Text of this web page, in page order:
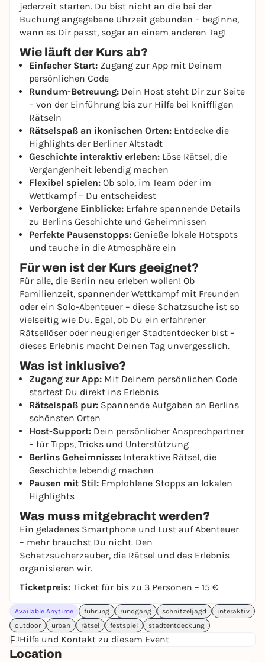
jederzeit starten. Du bist nicht an die bei der
Buchung angegebene Uhrzeit gebunden – beginne,
wann es Dir passt, sogar an einem anderen Tag!
Wie läuft der Kurs ab?
Einfacher Start: Zugang zur App mit Deinem
persönlichen Code
Rundum-Betreuung: Dein Host steht Dir zur Seite
– von der Einführung bis zur Hilfe bei kniffligen
Rätseln
Rätselspaß an ikonischen Orten: Entdecke die
Highlights der Berliner Altstadt
Geschichte interaktiv erleben: Löse Rätsel, die
Vergangenheit lebendig machen
Flexibel spielen: Ob solo, im Team oder im
Wettkampf – Du entscheidest
Verborgene Einblicke: Erfahre spannende Details
zu Berlins Geschichte und Geheimnissen
Perfekte Pausenstopps: Genieße lokale Hotspots
und tauche in die Atmosphäre ein
Für wen ist der Kurs geeignet?
Für alle, die Berlin neu erleben wollen! Ob
Familienzeit, spannender Wettkampf mit Freunden
oder ein Solo-Abenteuer – diese Schatzsuche ist so
vielseitig wie Du. Egal, ob Du ein erfahrener
Rätsellöser oder neugieriger Stadtentdecker bist –
dieses Erlebnis macht Deinen Tag unvergesslich.
Was ist inklusive?
Zugang zur App: Mit Deinem persönlichen Code
startest Du direkt ins Erlebnis
Rätselspaß pur: Spannende Aufgaben an Berlins
schönsten Orten
Host-Support: Dein persönlicher Ansprechpartner
– für Tipps, Tricks und Unterstützung
Berlins Geheimnisse: Interaktive Rätsel, die
Geschichte lebendig machen
Pausen mit Stil: Empfohlene Stopps an lokalen
Highlights
Was muss mitgebracht werden?
Ein geladenes Smartphone und Lust auf Abenteuer
– mehr brauchst Du nicht. Den
Schatzsucherzauber, die Rätsel und das Erlebnis
organisieren wir.
Ticketpreis: Ticket für bis zu 3 Personen – 15 €
Available Anytime führung rundgang schnitzeljagd
interaktiv
outdoor
urban rätsel festspiel stadtentdeckung
Hilfe und Kontakt zu diesem Event
Location